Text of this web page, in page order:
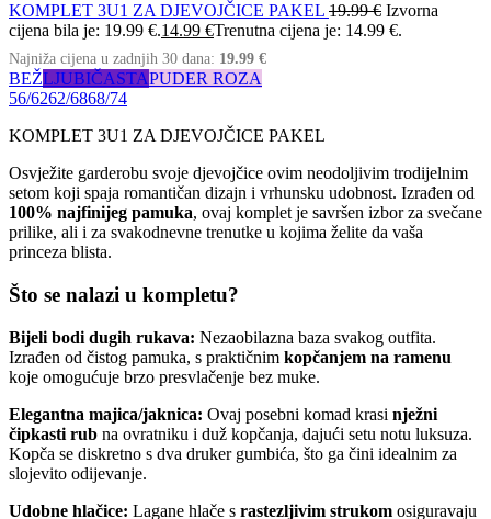
KOMPLET 3U1 ZA DJEVOJČICE PAKEL 19.99€ Izvorna
cijena bila je: 19.99 €.14.99 €Trenutna cijena je: 14.99 €.
Najniža cijena u zadnjih 30 dana: 19.99 €
BEŽLJUBIČASTAPUDER ROZA
56/6262/6868/74
KOMPLET 3U1 ZA DJEVOJČICE PAKEL
Osvježite garderobu svoje djevojčice ovim neodoljivim trodijelnim
setom koji spaja romantičan dizajn i vrhunsku udobnost. Izrađen od
100% najfinijeg pamuka, ovaj komplet je savršen izbor za svečane
prilike, ali i za svakodnevne trenutke u kojima želite da vaša
princeza blista.
Što se nalazi u kompletu?
Bijeli bodi dugih rukava: Nezaobilazna baza svakog outfita.
Izrađen od čistog pamuka, s praktičnim kopčanjem na ramenu
koje omogućuje brzo presvlačenje bez muke.
Elegantna majica/jaknica: Ovaj posebni komad krasi nježni
čipkasti rub na ovratniku i duž kopčanja, dajući setu notu luksuza.
Kopča se diskretno s dva druker gumbića, što ga čini idealnim za
slojevito odijevanje.
Udobne hlačice: Lagane hlače s rastezljivim strukom osiguravaju